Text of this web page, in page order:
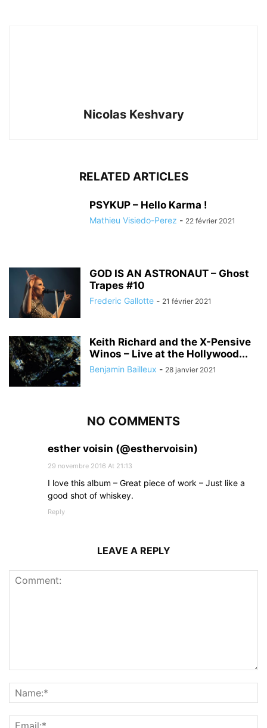
Nicolas Keshvary
RELATED ARTICLES
PSYKUP – Hello Karma !
Mathieu Visiedo-Perez - 22 février 2021
GOD IS AN ASTRONAUT – Ghost
Trapes #10
Frederic Gallotte - 21 février 2021
Keith Richard and the X-Pensive
Winos – Live at the Hollywood...
Benjamin Bailleux - 28 janvier 2021
NO COMMENTS
esther voisin (@esthervoisin)
29 novembre 2016 At 21:13
I love this album – Great piece of work – Just like a
good shot of whiskey.
Reply
LEAVE A REPLY